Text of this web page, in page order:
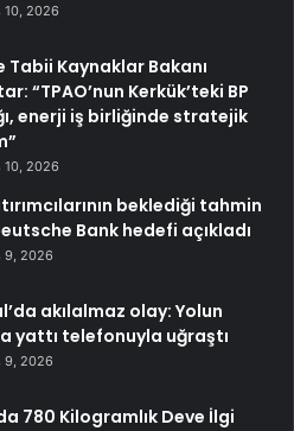
10, 2026
Tabii Kaynaklar Bakanı
“TPAO’nun Kerkük’teki BP
enerji iş birliğinde stratejik
10, 2026
beklediği tahmin
Bank hedefi açıkladı
9, 2026
akılalmaz olay: Yolun
yattı telefonuyla uğraştı
9, 2026
780 Kilogramlık Deve İlgi